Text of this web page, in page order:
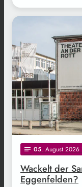
notes 05. August 2026
Wackelt der
Eggenfelden?